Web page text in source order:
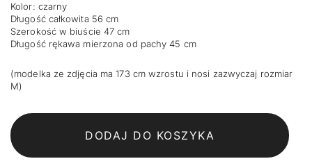
Kolor: czarny
Długość całkowita 56 cm
Szerokość w biuście 47 cm
Długość rękawa mierzona od pachy 45 cm
(modelka ze zdjęcia ma 173 cm wzrostu i nosi zazwyczaj rozmiar
M)
DODAJ DO KOSZYKA